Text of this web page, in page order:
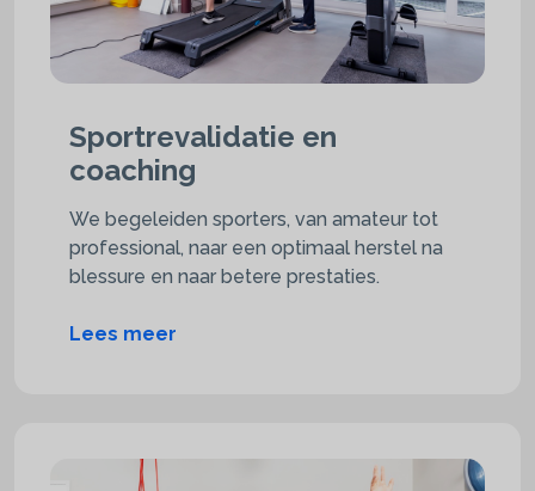
Sportrevalidatie en
coaching
We begeleiden sporters, van amateur tot
professional, naar een optimaal herstel na
blessure en naar betere prestaties.
Lees meer